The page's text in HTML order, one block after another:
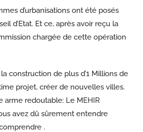
d’urbanisations ont été posés
d’Etat. Et ce, après avoir reçu la
chargée de cette opération
construction de plus d’1 Millions de
projet, créer de nouvelles villes.
arme redoutable: Le MEHIR
avez dû sûrement entendre
.